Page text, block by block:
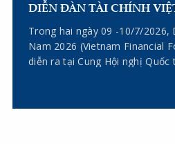
DIỄN ĐÀN TÀI CHÍNH
(VIETNAM FINANCIAL
Trong hai ngày 09 -10/7/2026,
Nam 2026 (Vietnam Financial
diễn ra tại Cung Hội nghị Quốc
Trung tâm Trọng tài Thương
gồm Trọng tài viên Kiều Anh